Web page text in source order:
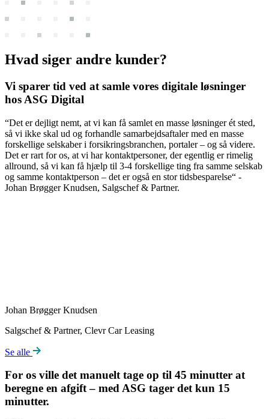
Hvad siger andre kunder?
Vi sparer tid ved at samle vores digitale løsninger
hos ASG Digital
“Det er dejligt nemt, at vi kan få samlet en masse løsninger ét sted,
så vi ikke skal ud og forhandle samarbejdsaftaler med en masse
forskellige selskaber i forsikringsbranchen, portaler – og så videre.
Det er rart for os, at vi har kontaktpersoner, der egentlig er rimelig
allround, så vi kan få hjælp til 3-4 forskellige ting fra samme selskab
og samme kontaktperson – det er også en stor tidsbesparelse“ -
Johan Brøgger Knudsen, Salgschef & Partner.
Johan Brøgger Knudsen
Salgschef & Partner, Clevr Car Leasing
Se alle
For os ville det manuelt tage op til 45 minutter at
beregne en afgift – med ASG tager det kun 15
minutter.